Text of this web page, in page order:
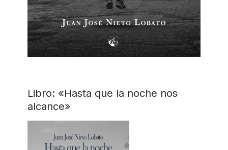
Libro: «Hasta que la noche nos
alcance»